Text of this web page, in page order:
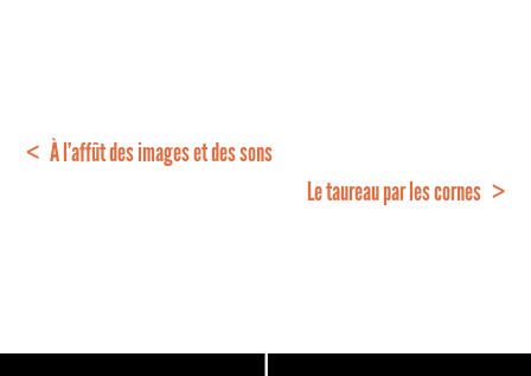
< À l’affût des images et des sons
Le taureau par les cornes >